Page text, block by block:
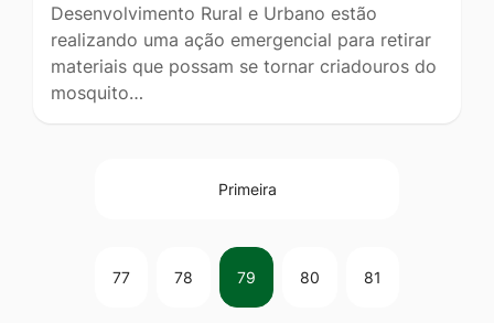
Desenvolvimento Rural e Urbano estão
realizando uma ação emergencial para retirar
materiais que possam se tornar criadouros do
mosquito…
Primeira
77 78 79 80 81